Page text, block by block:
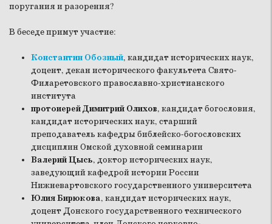
поругания и разорения?
В беседе примут участие:
Константин Обозный, кандидат исторических наук,
доцент, декан исторического факультета Свято-
Филаретовского православно-христианского
института
протоиерей Димитрий Олихов, кандидат богословия,
кандидат исторических наук, старший
преподаватель кафедры библейско-богословских
дисциплин Омской духовной семинарии
Валерий Цысь, доктор исторических наук,
заведующий кафедрой истории России
Нижневартовского государственного университета
Юлия Бирюкова, кандидат исторических наук,
доцент Донского государственного технического